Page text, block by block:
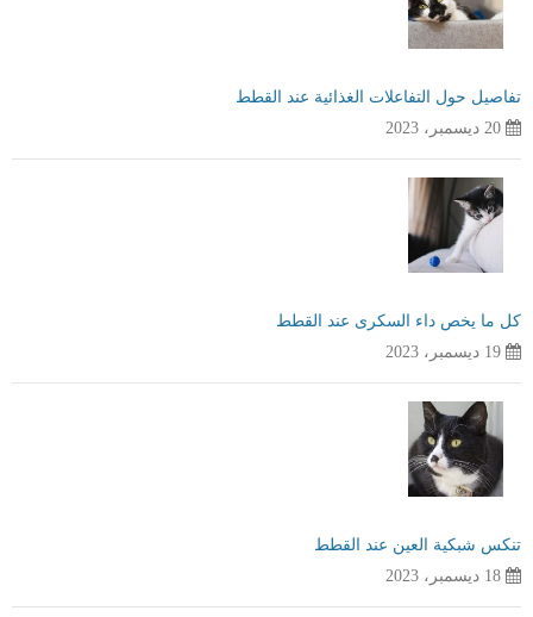
تفاصيل حول التفاعلات الغذائية عند القطط
20 ديسمبر، 2023
كل ما يخص داء السكرى عند القطط
19 ديسمبر، 2023
تنكس شبكية العين عند القطط
18 ديسمبر، 2023